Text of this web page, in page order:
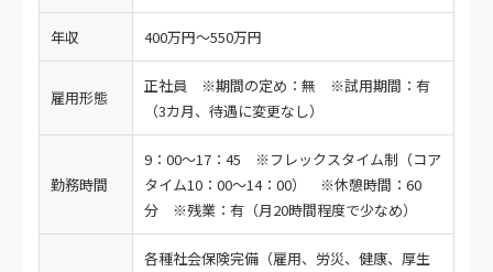
年収 400万円～550万円
雇用形態
正社員 ※期間の定め：無 ※試用期間：有
（3カ月、待遇に変更なし）
勤務時間
9：00～17：45 ※フレックスタイム制（コア
タイム10：00～14：00） ※休憩時間：60
分 ※残業：有（月20時間程度で少なめ）
各種社会保険完備（雇用、労災、健康、厚生